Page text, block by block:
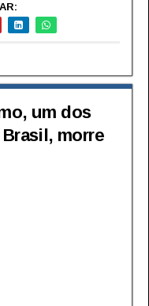
um dos
morre